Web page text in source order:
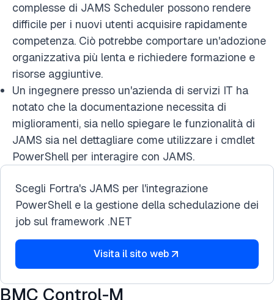
complesse di JAMS Scheduler possono rendere
difficile per i nuovi utenti acquisire rapidamente
competenza. Ciò potrebbe comportare un'adozione
organizzativa più lenta e richiedere formazione e
risorse aggiuntive.
Un ingegnere presso un'azienda di servizi IT ha
notato che la documentazione necessita di
miglioramenti, sia nello spiegare le funzionalità di
JAMS sia nel dettagliare come utilizzare i cmdlet
PowerShell per interagire con JAMS.
Scegli Fortra's JAMS per l'integrazione
PowerShell e la gestione della schedulazione dei
job sul framework .NET
Visita il sito web
BMC Control-M